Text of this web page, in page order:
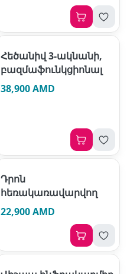
Հեծանիվ 3-ակնանի,
բազմաֆունկցիոնալ
38,900 AMD
Դրոն
հեռակառավարվող
22,900 AMD